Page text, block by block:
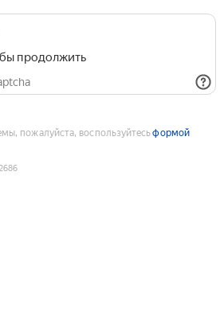
продолжить
пожалуйста, воспользуйтесьформой